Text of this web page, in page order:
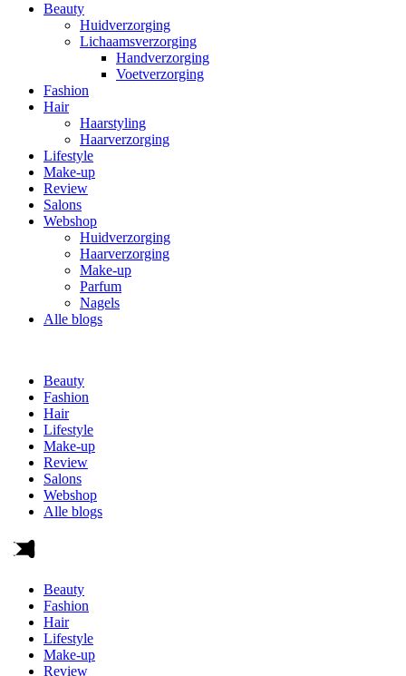
Beauty
Huidverzorging
Lichaamsverzorging
Handverzorging
Voetverzorging
Fashion
Hair
Haarstyling
Haarverzorging
Lifestyle
Make-up
Review
Salons
Webshop
Huidverzorging
Haarverzorging
Make-up
Parfum
Nagels
Alle blogs
Beauty
Fashion
Hair
Lifestyle
Make-up
Review
Salons
Webshop
Alle blogs
Beauty
Fashion
Hair
Lifestyle
Make-up
Review